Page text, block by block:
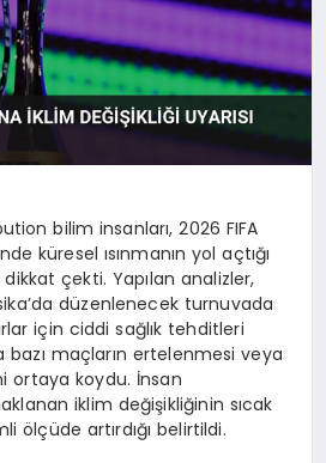
bilim insanları, 2026 FIFA
küresel ısınmanın yol açtığı
dikkat çekti. Yapılan analizler,
düzenlenecek turnuvada
için ciddi sağlık tehditleri
maçların ertelenmesi veya
ortaya koydu. İnsan
iklim değişikliğinin sıcak
ölçüde artırdığı belirtildi.